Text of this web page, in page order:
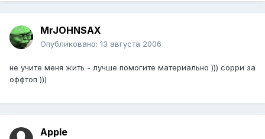
MrJOHNSAX
Опубликовано: 13 августа 2006
не учите меня жить - лучше помогите материально ))) сорри за
оффтоп )))
Apple